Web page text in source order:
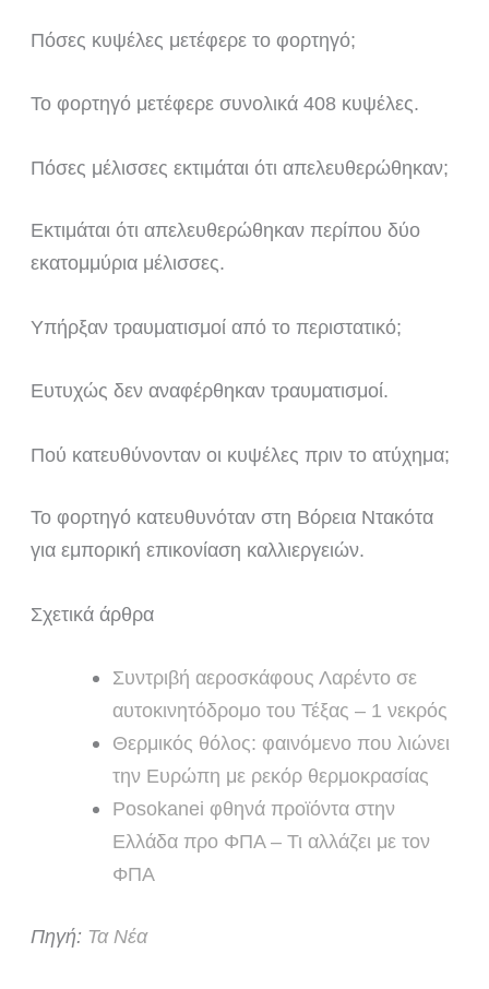
Πόσες κυψέλες μετέφερε το φορτηγό;
Το φορτηγό μετέφερε συνολικά 408 κυψέλες.
Πόσες μέλισσες εκτιμάται ότι απελευθερώθηκαν;
Εκτιμάται ότι απελευθερώθηκαν περίπου δύο
εκατομμύρια μέλισσες.
Υπήρξαν τραυματισμοί από το περιστατικό;
Ευτυχώς δεν αναφέρθηκαν τραυματισμοί.
Πού κατευθύνονταν οι κυψέλες πριν το ατύχημα;
Το φορτηγό κατευθυνόταν στη Βόρεια Ντακότα
για εμπορική επικονίαση καλλιεργειών.
Σχετικά άρθρα
Συντριβή αεροσκάφους Λαρέντο σε
αυτοκινητόδρομο του Τέξας – 1 νεκρός
Θερμικός θόλος: φαινόμενο που λιώνει
την Ευρώπη με ρεκόρ θερμοκρασίας
Posokanei φθηνά προϊόντα στην
Ελλάδα προ ΦΠΑ – Τι αλλάζει με τον
ΦΠΑ
Πηγή: Τα Νέα